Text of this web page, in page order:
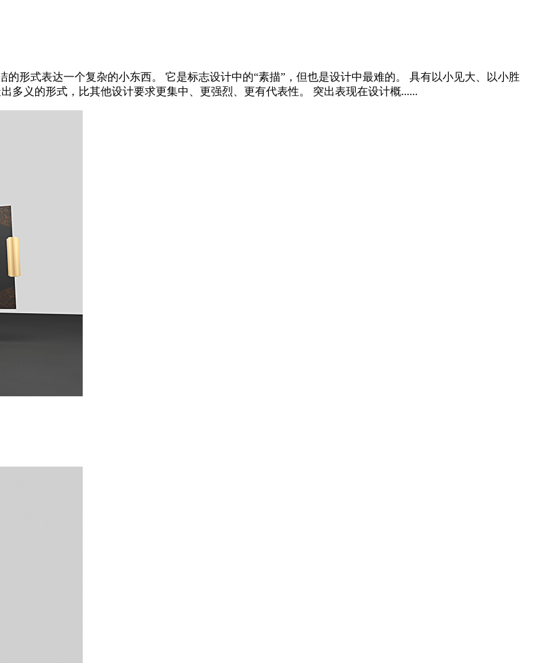
形式表达一个复杂的小东西。 它是标志设计中的“素描”，但也是设计中最难的。 具有以小见大、以小胜
多义的形式，比其他设计要求更集中、更强烈、更有代表性。 突出表现在设计概......